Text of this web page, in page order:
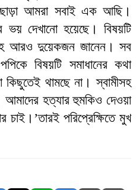
ছাড়া আমরা সবাই এক আছি।
দেখানো হয়েছে। বিষয়টি
আরও দুয়েকজন জানেন। সব
বিষয়টি সমাধানের কথা
থামছে না। স্বামীসহ
হত্যার হুমকিও দেওয়া
পরিপ্রেক্ষিতে মুখ